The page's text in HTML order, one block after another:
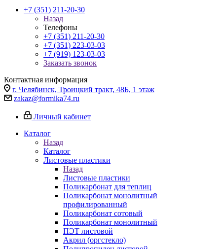
+7 (351) 211-20-30
Назад
Телефоны
+7 (351) 211-20-30
+7 (351) 223-03-03
+7 (919) 123-03-03
Заказать звонок
Контактная информация
г. Челябинск, Троицкий тракт, 48Б, 1 этаж
zakaz@formika74.ru
Личный кабинет
Каталог
Назад
Каталог
Листовые пластики
Назад
Листовые пластики
Поликарбонат для теплиц
Поликарбонат монолитный
профилированный
Поликарбонат сотовый
Поликарбонат монолитный
ПЭТ листовой
Акрил (оргстекло)